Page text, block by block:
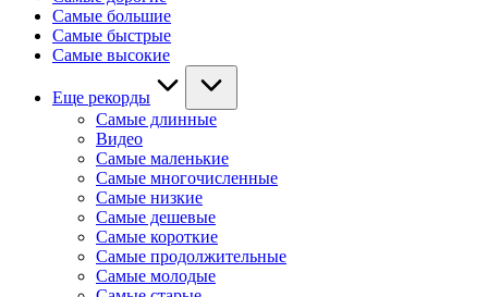
Самые большие
Самые быстрые
Самые высокие
Еще рекорды
Самые длинные
Видео
Самые маленькие
Самые многочисленные
Самые низкие
Самые дешевые
Самые короткие
Самые продолжительные
Самые молодые